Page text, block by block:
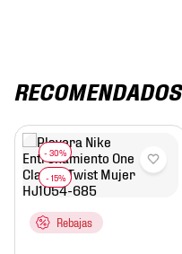
RECOMENDADOS
Rebajas